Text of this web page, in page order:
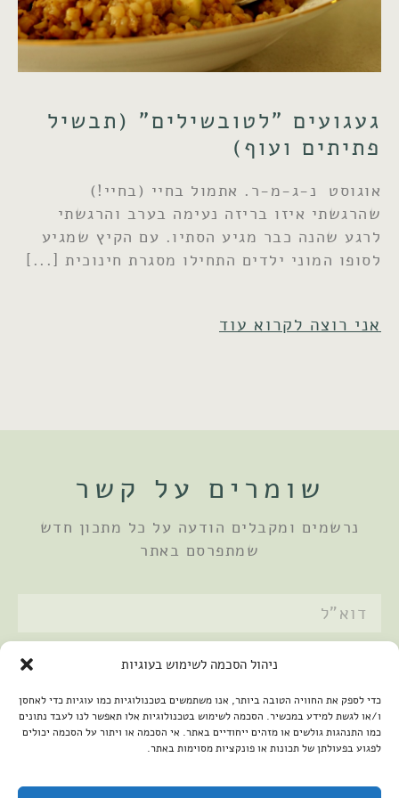
ניהול הסכמה לשימוש בעוגיות
כדי לספק את החוויה הטובה ביותר, אנו משתמשים בטכנולוגיות כמו עוגיות כדי לאחסן
ו/או לגשת למידע במכשיר. הסכמה לשימוש בטכנולוגיות אלו תאפשר לנו לעבד נתונים
כמו התנהגות גולשים או מזהים ייחודיים באתר. אי הסכמה או ויתור על הסכמה יכולים
לפגוע בפעולתן של תכונות או פונקציות מסוימות באתר.
געגועים "לטובשילים" (תבשיל
פתיתים ועוף)
אוגוסט נ-ג-מ-ר. אתמול בחיי (בחיי!)
שהרגשתי איזו בריזה נעימה בערב והרגשתי
לרגע שהנה כבר מגיע הסתיו. עם הקיץ שמגיע
לסופו המוני ילדים התחילו מסגרת חינוכית
אני רוצה לקרוא עוד
שומרים על קשר
נרשמים ומקבלים הודעה על כל מתכון חדש
שמתפרסם באתר
אני מאשר/ת אתמדיניות הפרטיות
שלחתי